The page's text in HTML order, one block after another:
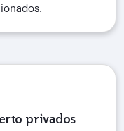
privados